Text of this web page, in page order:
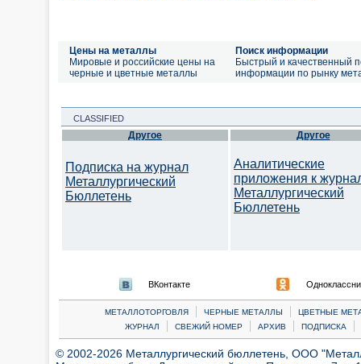
Цены на металлы
Мировые и российские цены на
черные и цветные металлы
Поиск информации
Быстрый и качественный
информации по рынку
CLASSIFIED
Другое
Подписка на журнал
Металлургический
Бюллетень
Другое
Аналитические
приложения к
Металлургический
Бюллетень
ВКонтакте
МЕТАЛЛОТОРГОВЛЯ | ЧЕРНЫЕ МЕТАЛЛЫ |
ЦВЕТНЫЕ
ЖУРНАЛ
| СВЕЖИЙ НОМЕР | АРХИВ | ПОДПИСКА |
© 2002-2026 Металлургический бюллетень, ООО